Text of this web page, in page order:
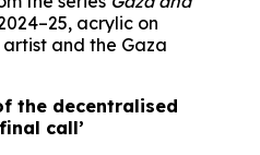
acrylic on
and the Gaza
the decentralised
call’